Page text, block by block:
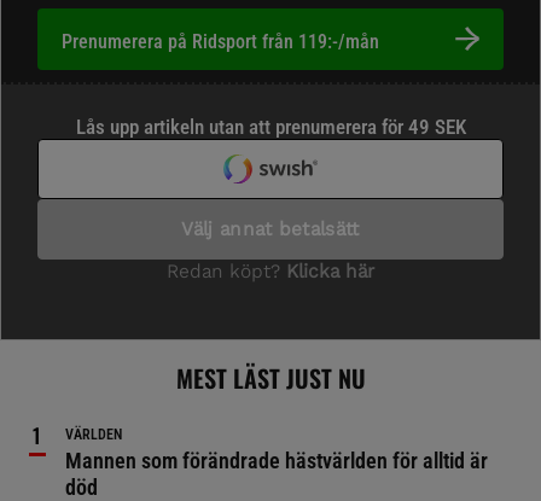
Prenumerera på Ridsport från 119:-/mån
MEST LÄST JUST NU
VÄRLDEN
Mannen som förändrade hästvärlden för alltid är
död